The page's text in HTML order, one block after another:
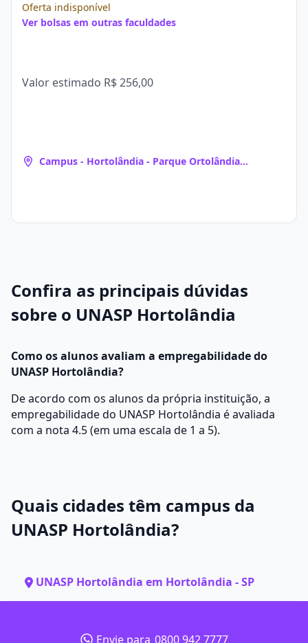
Oferta indisponível
Ver bolsas em outras faculdades
Valor estimado R$ 256,00
Campus - Hortolândia - Parque Ortolândia
Confira as principais dúvidas
sobre o UNASP Hortolândia
Como os alunos avaliam a empregabilidade do
UNASP Hortolândia?
De acordo com os alunos da própria instituição, a
empregabilidade do UNASP Hortolândia é avaliada
com a nota 4.5 (em uma escala de 1 a 5).
Quais cidades têm campus da
UNASP Hortolândia?
UNASP Hortolândia em Hortolândia - SP
Envie para 0800 942 7777